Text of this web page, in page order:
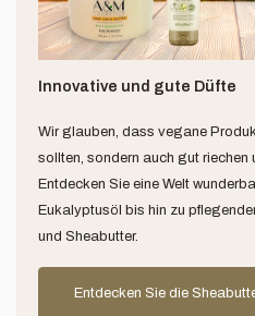
Innovative und gute Düfte
Wir glauben, dass vegane
sollten, sondern auch gut riechen
Entdecken Sie eine Welt
Eukalyptusöl bis hin zu
und Sheabutter.
Entdecken Sie die